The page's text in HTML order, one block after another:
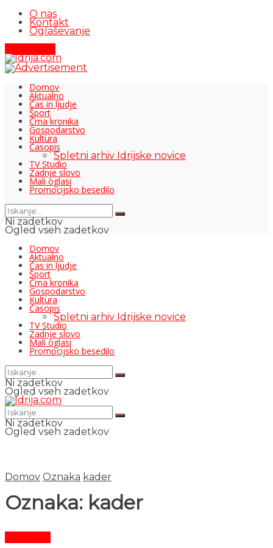
O nas
Kontakt
Oglaševanje
Domov
Aktualno
Čas in ljudje
Šport
Črna kronika
Gospodarstvo
Kultura
Časopis
Spletni arhiv Idrijske novice
TV Studio
Zadnje slovo
Mali oglasi
Promocijsko besedilo
Ni zadetkov
Ogled vseh zadetkov
Domov
Aktualno
Čas in ljudje
Šport
Črna kronika
Gospodarstvo
Kultura
Časopis
Spletni arhiv Idrijske novice
TV Studio
Zadnje slovo
Mali oglasi
Promocijsko besedilo
Ni zadetkov
Ogled vseh zadetkov
Ni zadetkov
Ogled vseh zadetkov
Domov Oznaka kader
Oznaka: kader